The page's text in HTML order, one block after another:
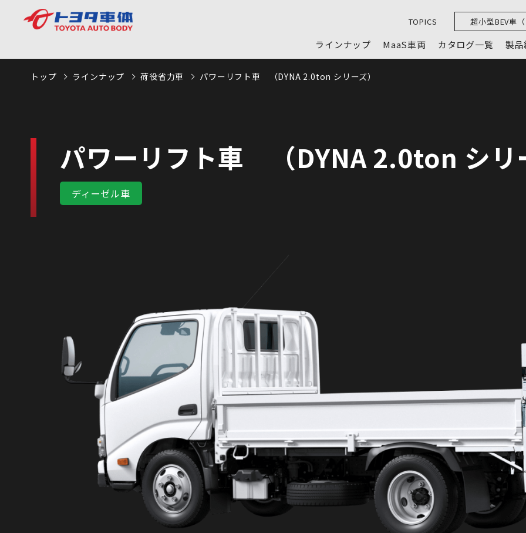
ラインナップ MaaS車両 カタログ一覧 製
TOPICS 超小型BEV車
トップ ラインナップ 荷役省力車 パワーリフト車 （DYNA 2.0ton シリーズ）
パワーリフト車 （DYNA 2.0ton シリ
ディーゼル車